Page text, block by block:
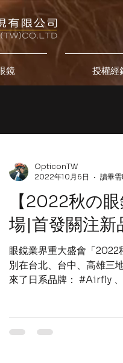
鏡 授權經
【2022秋の
場|首發關注新
眼鏡業界重大盛會「2022
別在台北、台中、高雄三
來了日系品牌： #Airfly
OpticonTW
2022年10月6日
讀畢